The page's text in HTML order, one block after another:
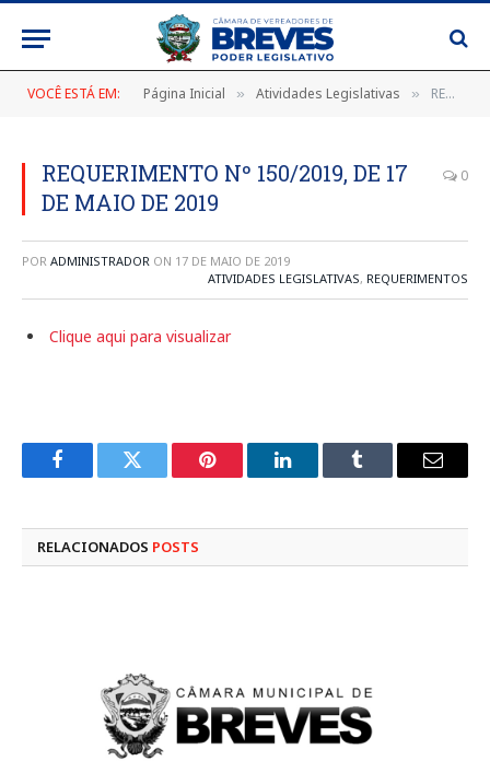
VOCÊ ESTÁ EM: Página Inicial » Atividades Legislativas » REQUERIMENTO Nº 150/2019, DE 17 DE MAIO DE 2019
REQUERIMENTO Nº 150/2019, DE 17
DE MAIO DE 2019
0
POR ADMINISTRADOR ON 17 DE MAIO DE 2019
ATIVIDADES LEGISLATIVAS, REQUERIMENTOS
Clique aqui para visualizar
FacebookTwitter Pinterest LinkedInTumblr
E-
RELACIONADOS POSTS